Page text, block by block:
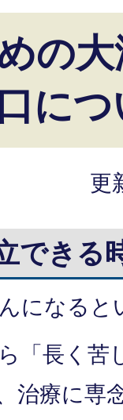
の
に
更
できる
になると
「長く苦
治療に専